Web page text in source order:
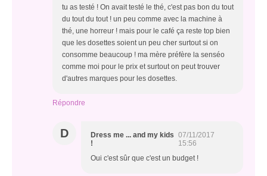
tu as testé ! On avait testé le thé, c'est pas bon du tout
du tout du tout ! un peu comme avec la machine à
thé, une horreur ! mais pour le café ça reste top bien
que les dosettes soient un peu cher surtout si on
consomme beaucoup ! ma mère préfère la senséo
comme moi pour le prix et surtout on peut trouver
d'autres marques pour les dosettes.
Répondre
D
Dress me ... and my kids
!
07/11/2017
15:56
Oui c'est sûr que c'est un budget !